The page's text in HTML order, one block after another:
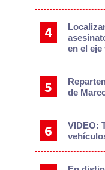
en el
de
VIDEO: